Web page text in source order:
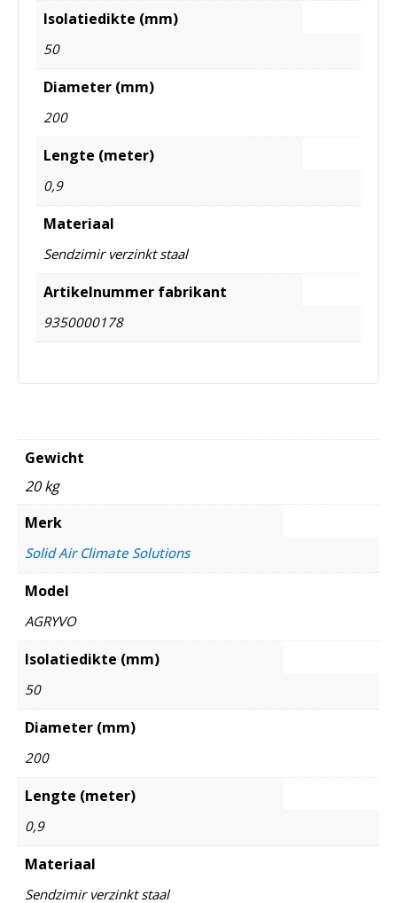
Isolatiedikte (mm)
50
Diameter (mm)
200
Lengte (meter)
0,9
Materiaal
Sendzimir verzinkt staal
Artikelnummer fabrikant
9350000178
Gewicht
20 kg
Merk
Solid Air Climate Solutions
Model
AGRYVO
Isolatiedikte (mm)
50
Diameter (mm)
200
Lengte (meter)
0,9
Materiaal
Sendzimir verzinkt staal